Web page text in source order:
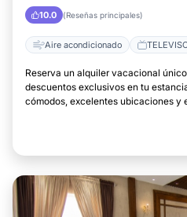
10.0 (Reseñas principales)
Aire acondicionado
Reserva un alquiler vacacional
descuentos exclusivos en tu
cómodos, excelentes ubicaciones y